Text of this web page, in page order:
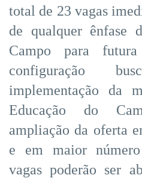
total de 23 vagas
de qualquer ênfase
Campo para
configuração
implementação da
Educação do
ampliação da oferta
e em maior
vagas poderão ser